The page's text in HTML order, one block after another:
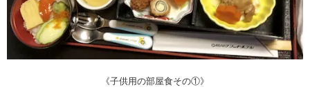
《子供用の部屋食その①》